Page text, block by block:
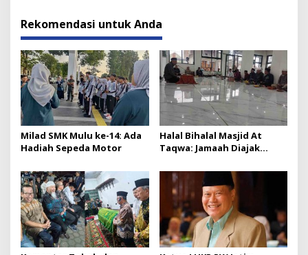
Rekomendasi untuk Anda
Milad SMK Mulu ke-14: Ada
Hadiah Sepeda Motor
Halal Bihalal Masjid At
Taqwa: Jamaah Diajak